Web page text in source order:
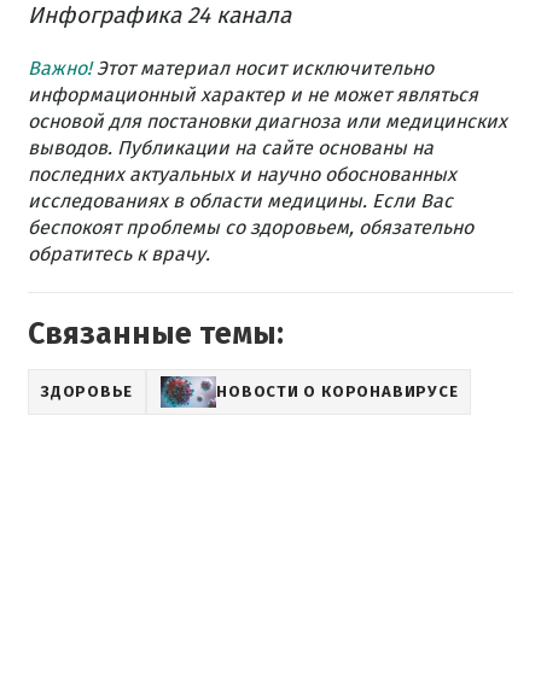
Инфографика 24 канала
Важно!Этот материал носит исключительно
информационный характер и не может являться
основой для постановки диагноза или медицинских
выводов. Публикации на сайте основаны на
последних актуальных и научно обоснованных
исследованиях в области медицины. Если Вас
беспокоят проблемы со здоровьем, обязательно
обратитесь к врачу.
Связанные темы:
ЗДОРОВЬЕ НОВОСТИ О КОРОНАВИРУСЕ